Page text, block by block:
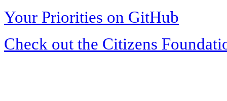
Your Priorities on GitHub
Check out the Citizens